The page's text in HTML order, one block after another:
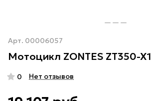
Арт. 00006057
Мотоцикл ZONTES ZT350-X1
0 Нет отзывов